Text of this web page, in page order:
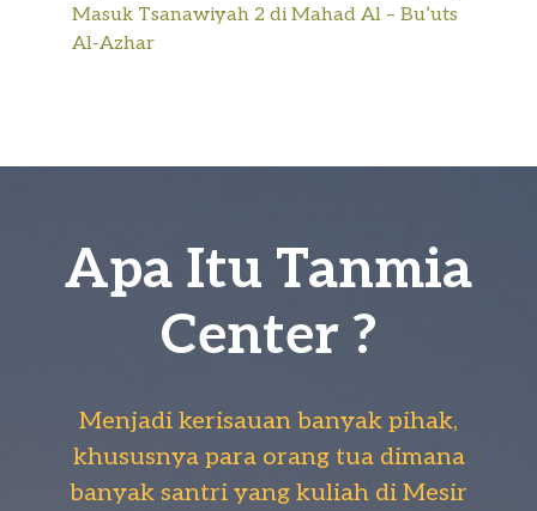
Masuk Tsanawiyah 2 di Mahad Al – Bu’uts
Al-Azhar
Apa Itu Tanmia
Center ?
Menjadi kerisauan banyak pihak,
khususnya para orang tua dimana
banyak santri yang kuliah di Mesir